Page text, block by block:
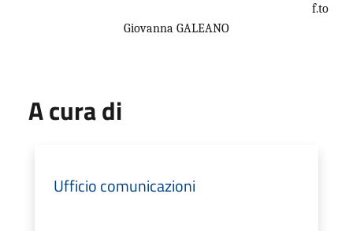
f.to
Giovanna GALEANO
A cura di
Ufficio comunicazioni